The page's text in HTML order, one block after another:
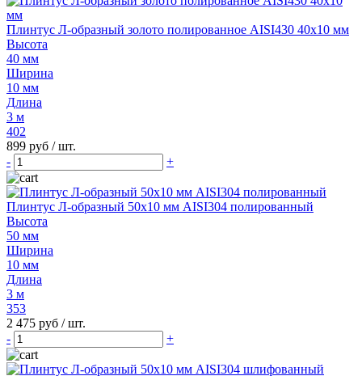
Плинтус Л-образный золото полированное AISI430 40х10 мм
Высота
40 мм
Ширина
10 мм
Длина
3 м
402
899 руб / шт.
-
+
Плинтус Л-образный 50х10 мм AISI304 полированный
Высота
50 мм
Ширина
10 мм
Длина
3 м
353
2 475 руб / шт.
-
+